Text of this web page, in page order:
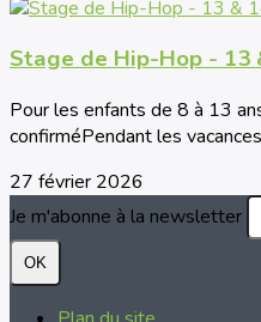
Stage de Hip-Hop - 13
Pour les enfants de 8 à 13
confirméPendant les
27 février 2026
Je m'abonne à la newsletter
OK